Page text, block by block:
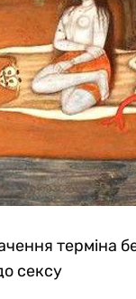
терміна
сексу